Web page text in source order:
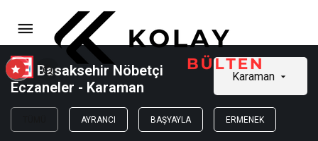
Basaksehir Nöbetçi
Eczaneler - Karaman
Karaman
AYRANCI BAŞYAYLA ERMENEK